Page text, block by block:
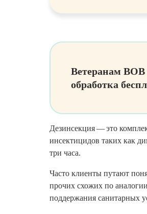
Ветеранам ВОВ
обработка
Дезинсекция — это
инсектицидов таких как
три часа.
Часто клиенты путают
прочих схожих по
поддержания санитарных